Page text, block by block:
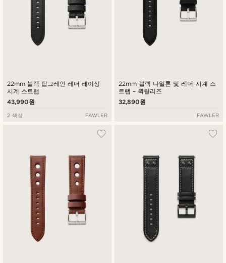
22mm 블랙 탑그레인 레더 레이싱
시계 스트랩
43,990원
2 색상 FAWLER
22mm 블랙 나일론 및 레더 시계 스
트랩 – 퀵릴리즈
32,890원
FAWLER